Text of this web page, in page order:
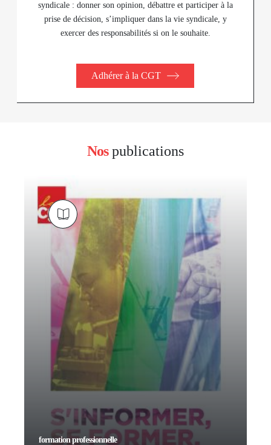
syndicale : donner son opinion, débattre et participer à la
prise de décision, s’impliquer dans la vie syndicale, y
exercer des responsabilités si on le souhaite.
Adhérer à la CGT
block
Nospublications
formation professionnelle